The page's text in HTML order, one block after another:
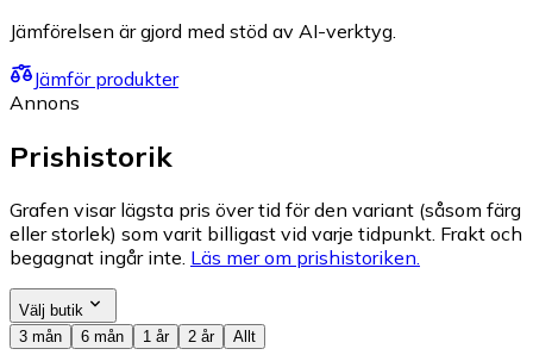
Jämförelsen är gjord med stöd av AI-verktyg.
Jämför produkter
Annons
Prishistorik
Grafen visar lägsta pris över tid för den variant (såsom färg
eller storlek) som varit billigast vid varje tidpunkt. Frakt och
begagnat ingår inte. Läs mer om prishistoriken.
Välj butik
3 mån
6 mån 1 år 2 år Allt